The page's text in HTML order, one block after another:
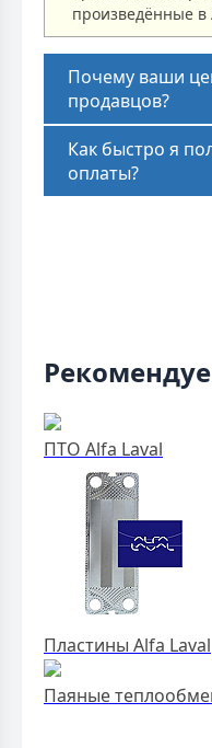
произведённые в
Почему ваши
продавцов?
Как быстро я
оплаты?
ПТО Alfa Laval
Пластины Alfa Laval
Паяные